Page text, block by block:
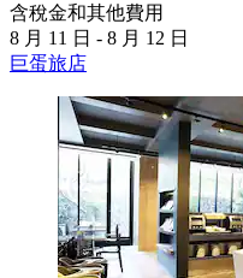
含稅金和其他費用
8 月 11 日 - 8 月 12 日
巨蛋旅店